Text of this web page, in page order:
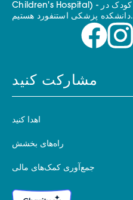
Children's Hospital) - و برنامه‌های سلامت مادر و کودک در
دانشکده پزشکی استنفورد هستیم.
مشارکت کنید
اهدا کنید
راه‌های بخشش
جمع‌آوری کمک‌های مالی